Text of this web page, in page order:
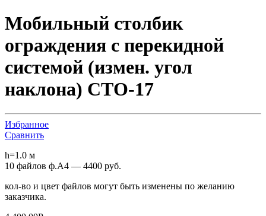
Мобильный столбик
ограждения с перекидной
системой (измен. угол
наклона) СТО-17
Избранное
Сравнить
h=1.0 м
10 файлов ф.А4 — 4400 руб.
кол-во и цвет файлов могут быть изменены по желанию
заказчика.